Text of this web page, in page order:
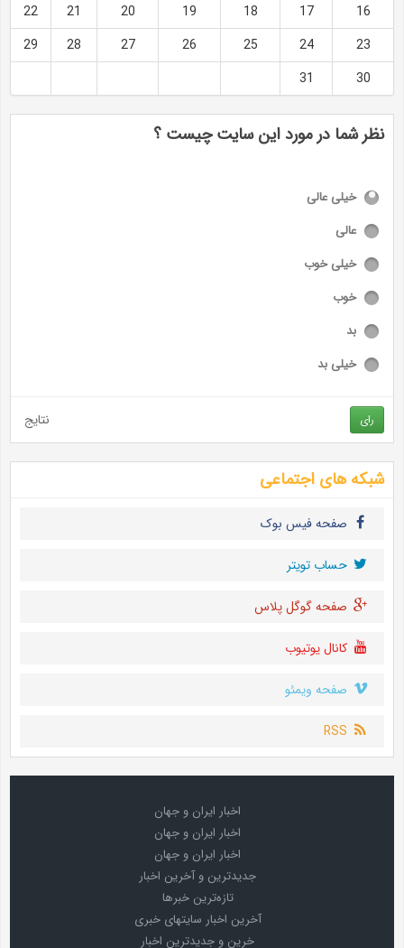
16
17
18
19
20
21
22
23
24
25
26
27
28
29
30
31
نظر شما در مورد این سایت چیست ؟
خیلی عالی
عالی
خیلی خوب
خوب
بد
خیلی بد
رای نتایج
شبکه های اجتماعی
صفحه فیس بوک
حساب تويتر
صفحه گوگل پلاس
کانال یوتیوب
صفحه ویمئو
RSS
اخبار ایران و جهان
اخبار ایران و جهان
اخبار ایران و جهان
جدیدترین و آخرین اخبار
تازه‌ترین خبرها
آخرین اخبار سایتهای خبری
خرین و جدیدترین اخبار